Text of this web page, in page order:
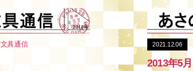
文具通信 2021.12.06
2013年5月